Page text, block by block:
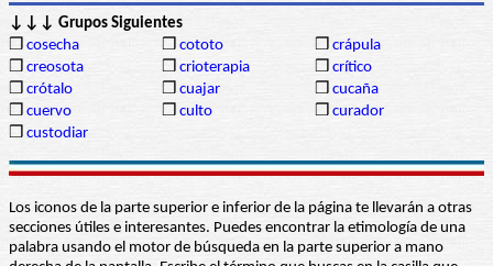
↓↓↓ Grupos Siguientes
❒ cosecha ❒ cototo ❒ crápula
❒ creosota ❒ crioterapia ❒ crítico
❒ crótalo ❒ cuajar ❒ cucaña
❒ cuervo ❒ culto ❒ curador
❒ custodiar
Los iconos de la parte superior e inferior de la página te llevarán a otras
secciones útiles e interesantes. Puedes encontrar la etimología de una
palabra usando el motor de búsqueda en la parte superior a mano